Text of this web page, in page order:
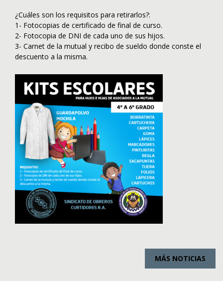
¿Cuáles son los requisitos para retirarlos?:
1- Fotocopias de certificado de final de curso.
2- Fotocopia de DNI de cada uno de sus hijos.
3- Carnet de la mutual y recibo de sueldo donde conste el
descuento a la misma.
MÁS NOTICIAS